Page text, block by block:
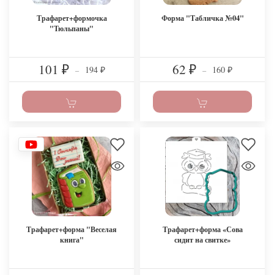
Трафарет+формочка
"Тюльпаны"
101 ₽ – 194 ₽
Форма "Табличка №04"
62 ₽ – 160 ₽
Трафарет+форма "Веселая
книга"
Трафарет+форма «Сова
сидит на свитке»